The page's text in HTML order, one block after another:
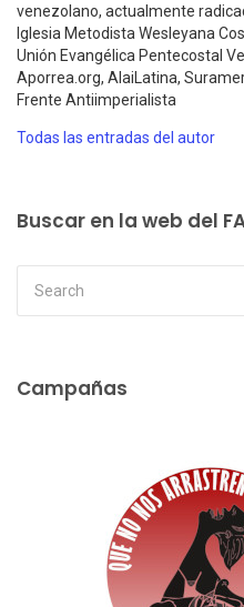
venezolano, actualmente
Iglesia Metodista Wesleyana
Unión Evangélica Pentecostal
Aporrea.org, AlaiLatina,
Frente Antiimperialista
Todas las entradas del autor
Buscar en la web del
Campañas